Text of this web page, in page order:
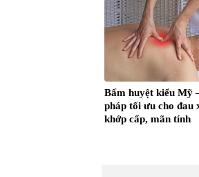
Bấm huyệt kiểu Mỹ
pháp tối ưu cho đau
khớp cấp, mãn tính